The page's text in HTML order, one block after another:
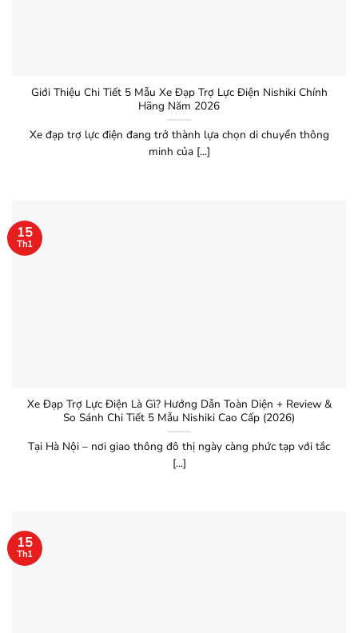
Giới Thiệu Chi Tiết 5 Mẫu Xe Đạp Trợ Lực Điện Nishiki Chính
Hãng Năm 2026
Xe đạp trợ lực điện đang trở thành lựa chọn di chuyển thông
minh của [...]
Xe Đạp Trợ Lực Điện Là Gì? Hướng Dẫn Toàn Diện + Review &
So Sánh Chi Tiết 5 Mẫu Nishiki Cao Cấp (2026)
Tại Hà Nội – nơi giao thông đô thị ngày càng phức tạp với tắc
[...]
15
Th1
15
Th1